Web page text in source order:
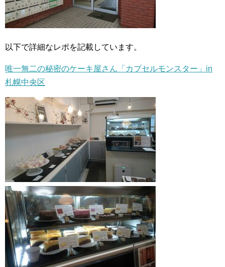
以下で詳細なレポを記載しています。
唯一無二の秘密のケーキ屋さん「カプセルモンスター」in
札幌中央区